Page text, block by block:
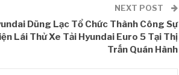
NEXT POST
Dũng Lạc Tổ Chức Thành Công Sự
Lái Thử Xe Tải Hyundai Euro 5 Tại Thị
Trấn Quán Hành